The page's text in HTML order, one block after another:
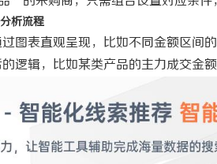
析流程
图表直观呈现，比如不同金额区间
逻辑，比如某类产品的主力成交金